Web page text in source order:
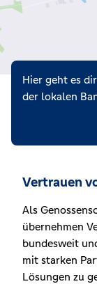
Hier geht es
der lokalen
Vertrauen
Als
übernehmen
bundesweit
mit starken
Lösungen zu